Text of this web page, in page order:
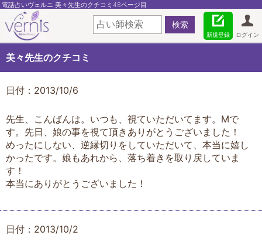
電話占いヴェルニ 美々先生のクチコミ48ページ目
ログイン
新規登録
美々先生のクチコミ
日付：2013/10/6
先生、こんばんは。いつも、視ていただいてます。Mで
す。先日、娘の事を視て頂きありがとうございました！
めったにしない、逆縁切りをしていただいて、本当に嬉し
かったです。娘もあれから、落ち着きを取り戻していま
す！
本当にありがとうございました！
日付：2013/10/2